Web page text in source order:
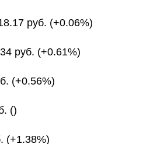
руб. (+0.06%)
руб. (+0.61%)
(+0.56%)
()
(+1.38%)